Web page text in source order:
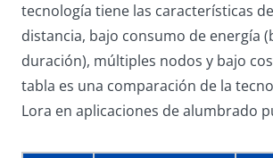
tecnología tiene las características
distancia, bajo consumo de energía
duración), múltiples nodos y bajo
tabla es una comparación de la
Lora en aplicaciones de alumbrado